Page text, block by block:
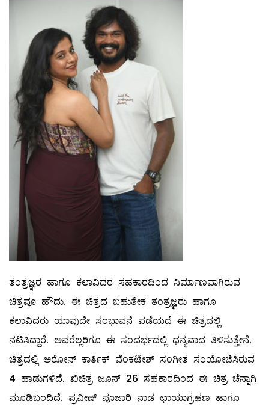
ತಂತ್ರಜ್ಞರ ಹಾಗೂ ಕಲಾವಿದರ ಸಹಕಾರದಿಂದ ನಿರ್ಮಾಣವಾಗಿರುವ
ಚಿತ್ರವೂ ಹೌದು. ಈ ಚಿತ್ರದ ಬಹುತೇಕ ತಂತ್ರಜ್ಞರು ಹಾಗೂ
ಕಲಾವಿದರು ಯಾವುದೇ ಸಂಭಾವನೆ ಪಡೆಯದೆ ಈ ಚಿತ್ರದಲ್ಲಿ
ನಟಿಸಿದ್ದಾರೆ. ಅವರೆಲ್ಲರಿಗೂ ಈ ಸಂದರ್ಭದಲ್ಲಿ ಧನ್ಯವಾದ ತಿಳಿಸುತ್ತೇನೆ.
ಚಿತ್ರದಲ್ಲಿ ಅರೋನ್ ಕಾರ್ತಿಕ್ ವೆಂಕಟೇಶ್ ಸಂಗೀತ ಸಂಯೋಜಿಸಿರುವ
4 ಹಾಡುಗಳಿದೆ. ಖಿಚಿತ್ರ ಜೂನ್ 26 ಸಹಕಾರದಿಂದ ಈ ಚಿತ್ರ ಚೆನ್ನಾಗಿ
ಮೂಡಿಬಂದಿದೆ. ಪ್ರವೀಣ್ ಪೂಜಾರಿ ನಾಡ ಛಾಯಾಗ್ರಹಣ ಹಾಗೂ